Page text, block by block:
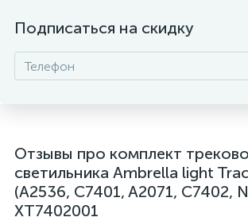
Подписаться на скидку
Отзывы про комплект
светильника Ambrella light
(A2536, C7401, A2071, C7402,
XT7402001